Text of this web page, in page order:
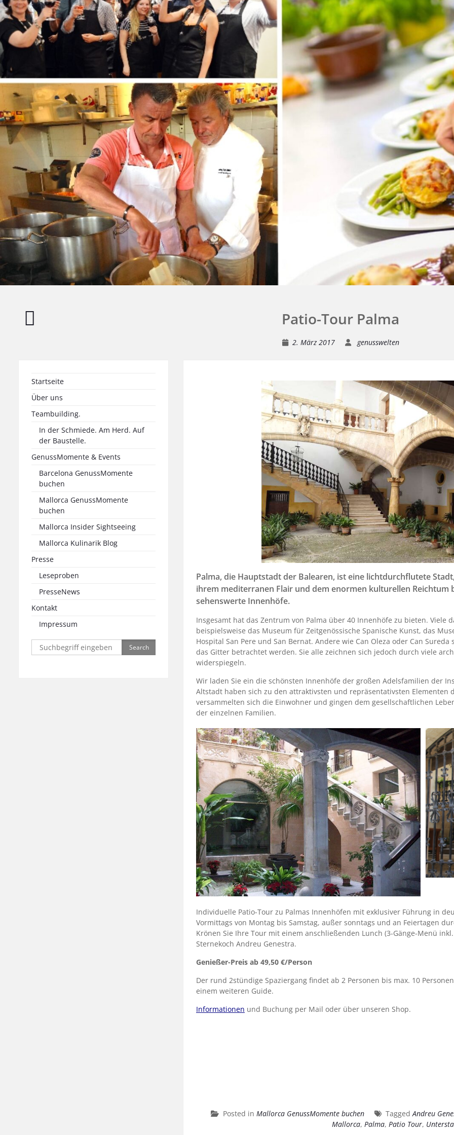
Patio-Tour Palma
2. März 2017 genusswelten
Palma, die Hauptstadt der Balearen, ist eine lichtdurchflutete
ihrem mediterranen Flair und dem enormen kulturellen
sehenswerte Innenhöfe.
Insgesamt hat das Zentrum von Palma über 40 Innenhöfe zu bieten. Viele
beispielsweise das Museum für Zeitgenössische Spanische Kunst, das
Hospital San Pere und San Bernat. Andere wie Can Oleza oder Can
das Gitter betrachtet werden. Sie alle zeichnen sich jedoch durch viele
widerspiegeln.
Wir laden Sie ein die schönsten Innenhöfe der großen Adelsfamilien der
Altstadt haben sich zu den attraktivsten und repräsentativsten Elementen
versammelten sich die Einwohner und gingen dem gesellschaftlichen
der einzelnen Familien.
Individuelle Patio-Tour zu Palmas Innenhöfen mit exklusiver Führung in
Vormittags von Montag bis Samstag, außer sonntags und an Feiertagen
Krönen Sie Ihre Tour mit einem anschließenden Lunch (3-Gänge-Menü
Sternekoch Andreu Genestra.
Genießer-Preis ab 49,50 €/Person
Der rund 2stündige Spaziergang findet ab 2 Personen bis max. 10
einem weiteren Guide.
Informationen und Buchung per Mail oder über unseren Shop.
Posted in Mallorca GenussMomente buchen Tagged Andreu
Mallorca, Palma, Patio Tour,
Startseite
Über uns
Teambuilding.
In der Schmiede. Am Herd. Auf
der Baustelle.
GenussMomente & Events
Barcelona GenussMomente
buchen
Mallorca GenussMomente
buchen
Mallorca Insider Sightseeing
Mallorca Kulinarik Blog
Presse
Leseproben
PresseNews
Kontakt
Impressum
Search
for: